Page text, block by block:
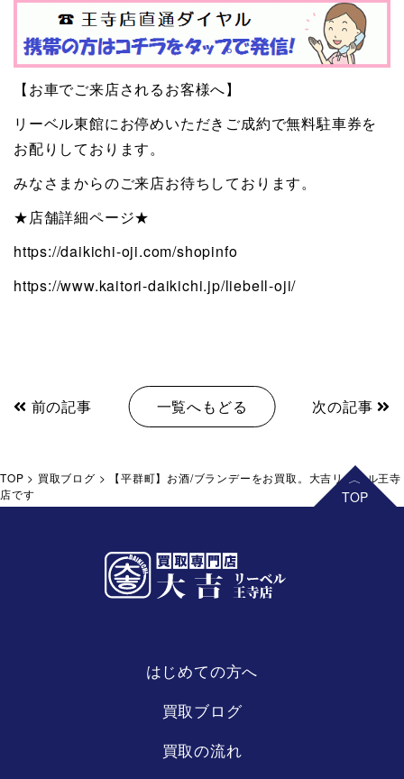
【お車でご来店されるお客様へ】
リーベル東館にお停めいただきご成約で無料駐車券を
お配りしております。
みなさまからのご来店お待ちしております。
★店舗詳細ページ★
https://daikichi-oji.com/shopinfo
https://www.kaitori-daikichi.jp/liebell-oji/
前の記事 一覧へもどる 次の記事
TOP > 買取ブログ >
【平群町】お酒/ブランデーをお買取。大吉リーベル王寺
店です
リーベル
王寺店
はじめての方へ
買取ブログ
買取の流れ